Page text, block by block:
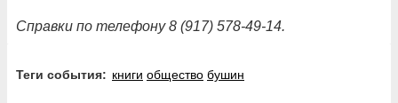
Справки по телефону 8 (917) 578-49-14.
Теги события: книги общество бушин